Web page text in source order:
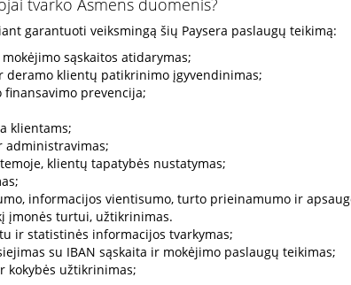
tvarko Asmens duomenis?
garantuoti veiksmingą šių Paysera paslaugų teikimą:
sąskaitos atidarymas;
deramo klientų patikrinimo įgyvendinimas;
prevencija;
klientams;
administravimas;
klientų tapatybės nustatymas;
informacijos vientisumo, turto prieinamumo ir
įmonės turtui, užtikrinimas.
ir statistinės informacijos tvarkymas;
su IBAN sąskaita ir mokėjimo paslaugų teikimas;
kokybės užtikrinimas;